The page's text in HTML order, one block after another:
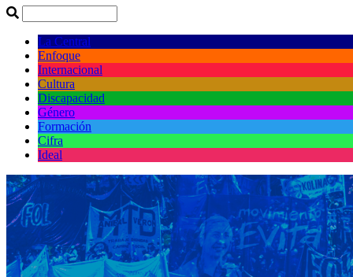
La Central
Enfoque
Internacional
Cultura
Discapacidad
Género
Formación
Cifra
Ideal